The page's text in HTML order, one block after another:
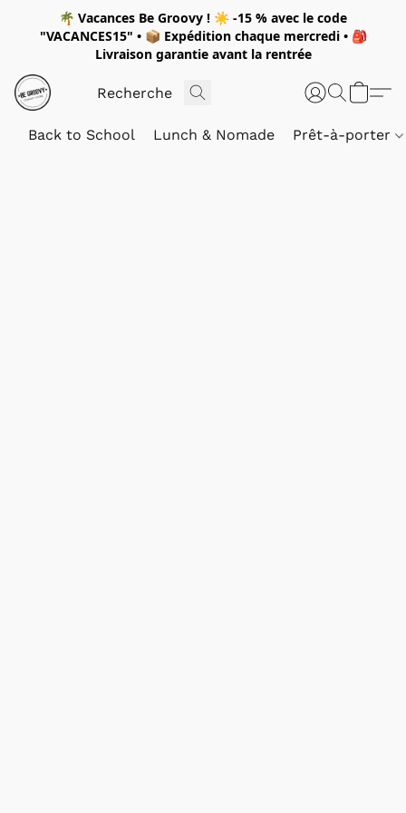
🌴 Vacances Be Groovy ! ☀️ -15 % avec le code
"VACANCES15" • 📦 Expédition chaque mercredi• 🎒
Livraison garantie avant la rentrée
Back to School Lunch & Nomade Prêt-à-porter